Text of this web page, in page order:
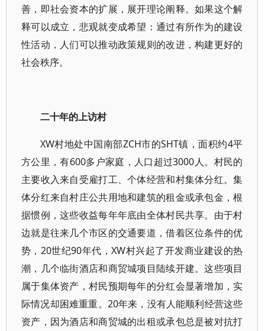
善，即社会资本的扩展，展开理论阐释。如果这个解
释可以成立，悲观就变成希望：通过有所作为的建设
性活动，人们可以推动政策规则的改进，构建更好的
社会秩序。
二十年的上访村
XW村地处中国南部ZCH市的SHT镇，面积约4平
方公里，有600多户家庭，人口超过3000人。村民的
主要收入来自受雇打工、个体经营和村集体分红。集
体分红来自村庄公共用地和建筑的租金或承包金，根
据惯例，这些收益每年年底由全体村民共享。由于村
边就是往来几个市区的交通要道，借着区位条件的优
势，20世纪90年代，XW村兴起了开发商业建设的热
潮，几个临街酒店和商贸城项目陆续开建。这些项目
属于集体资产，村民预期每年的分红会显著增加，实
际情况却困难重重。20年来，没有人能顺利经营这些
资产，因为酒店和商贸城的出租或承包总是被对抗打